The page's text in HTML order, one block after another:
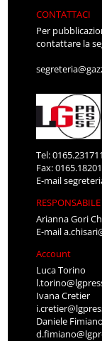
CONTATTACI
Per
contattare la
Tel: 0165.231711
Fax:
E-mail
Arianna Gori
E-mail
Account
Luca Torino
Ivana Cretier
Daniele Fimiano